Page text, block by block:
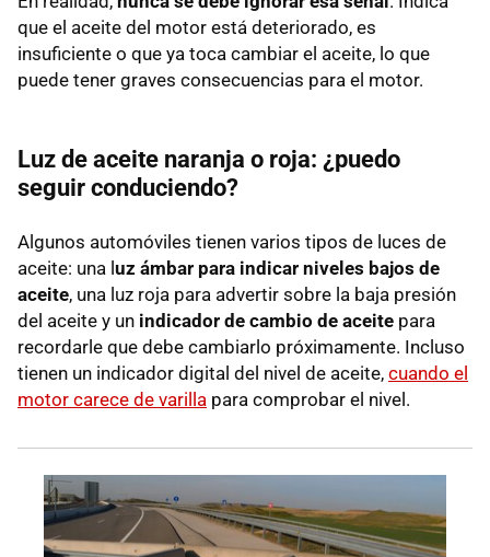
que el aceite del motor está deteriorado, es
insuficiente o que ya toca cambiar el aceite, lo que
puede tener graves consecuencias para el motor.
Luz de aceite naranja o roja: ¿puedo
seguir conduciendo?
Algunos automóviles tienen varios tipos de luces de
aceite: una l uz ámbar para indicar niveles bajos de
aceite, una luz roja para advertir sobre la baja presión
del aceite y un indicador de cambio de aceite para
recordarle que debe cambiarlo próximamente. Incluso
tienen un indicador digital del nivel de aceite, cuando el
motor carece de varilla para comprobar el nivel.